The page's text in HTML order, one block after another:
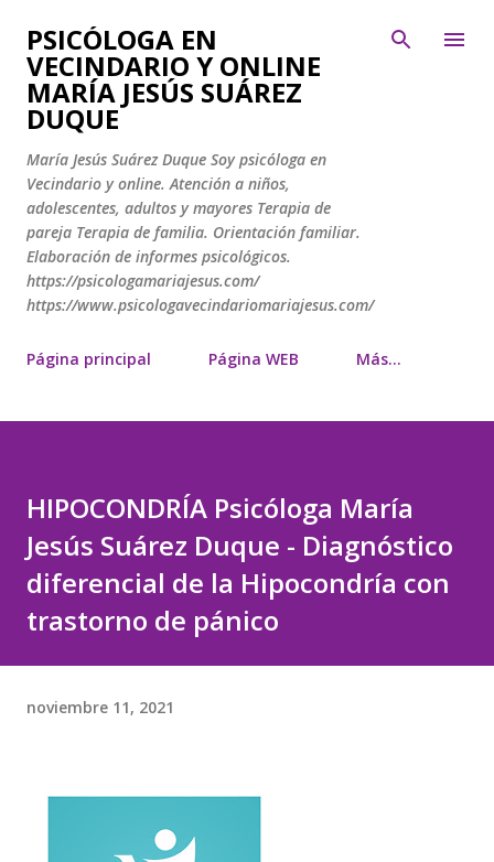
Ir al contenido principal
PSICÓLOGA EN
VECINDARIO Y ONLINE
MARÍA JESÚS SUÁREZ
DUQUE
María Jesús Suárez Duque Soy psicóloga en
Vecindario y online. Atención a niños,
adolescentes, adultos y mayores Terapia de
pareja Terapia de familia. Orientación familiar.
Elaboración de informes psicológicos.
https://psicologamariajesus.com/
https://www.psicologavecindariomariajesus.com/
Página principal Página WEB Más…
HIPOCONDRÍA Psicóloga María
Jesús Suárez Duque - Diagnóstico
diferencial de la Hipocondría con
trastorno de pánico
noviembre 11, 2021